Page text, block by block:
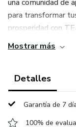
una comunidad de
para transformar
prosperidad con
Mostrar más
Detalles
Garantía de 7
100% de